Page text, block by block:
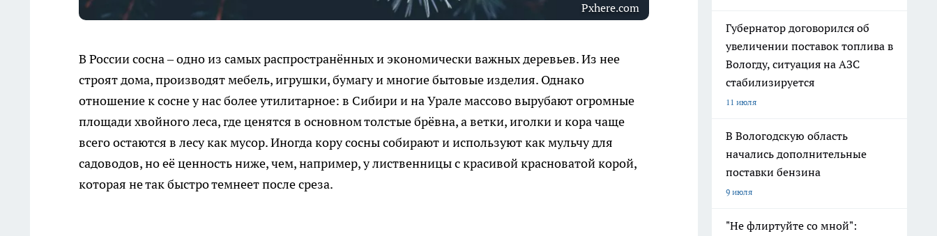
Pxhere.com
В России сосна – одно из самых распространённых и экономически важных деревьев. Из нее
строят дома, производят мебель, игрушки, бумагу и многие бытовые изделия. Однако
отношение к сосне у нас более утилитарное: в Сибири и на Урале массово вырубают огромные
площади хвойного леса, где ценятся в основном толстые брёвна, а ветки, иголки и кора чаще
всего остаются в лесу как мусор. Иногда кору сосны собирают и используют как мульчу для
садоводов, но её ценность ниже, чем, например, у лиственницы с красивой красноватой корой,
которая не так быстро темнеет после среза.
Губернатор договорился об
увеличении поставок топлива в
Вологду, ситуация на АЗС
стабилизируется
11 июля
В Вологодскую область
начались дополнительные
поставки бензина
9 июля
"Не флиртуйте со мной":